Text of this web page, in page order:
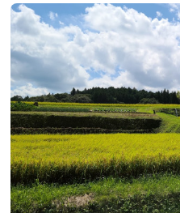
満載！
地元町内お囃子団体による演奏
絶品グルメを心ゆくまでお楽し
【”今市（いまいち）”の名前の
日光市にある今市エリアは、四
『食』や『物』が集まった場所
そんな当エリアでは、毎週のよ
る「市＝いち」が盛んに開催さ
地名が名付けられたといわれて